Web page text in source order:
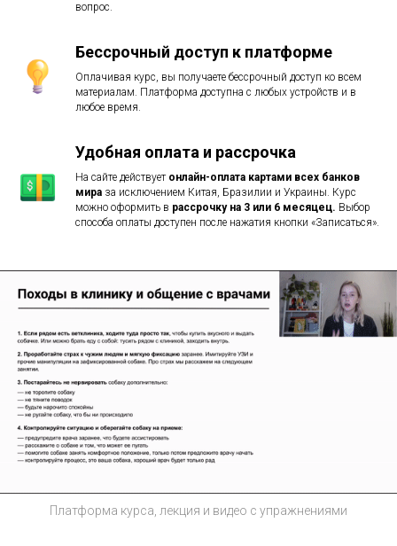
вопрос.
Бессрочный доступ к платформе
Оплачивая курс, вы получаете бессрочный доступ ко всем
материалам. Платформа доступна с любых устройств и в
любое время.
Удобная оплата и рассрочка
На сайте действует онлайн-оплата картами всех банков
мира за исключением Китая, Бразилии и Украины. Курс
можно оформить в рассрочку на 3 или 6 месяцец. Выбор
способа оплаты доступен после нажатия кнопки «Записаться».
Платформа курса, лекция и видео с упражнениями